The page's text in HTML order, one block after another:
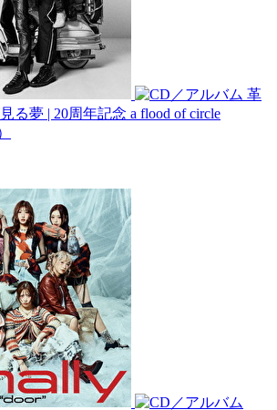
革
る夢 | 20周年記念 a flood of circle